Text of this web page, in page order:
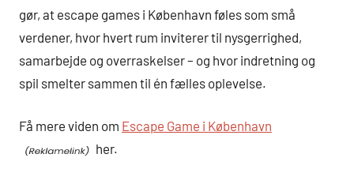
gør, at escape games i København føles som små
verdener, hvor hvert rum inviterer til nysgerrighed,
samarbejde og overraskelser – og hvor indretning og
spil smelter sammen til én fælles oplevelse.
Få mere viden om Escape Game i København
her.